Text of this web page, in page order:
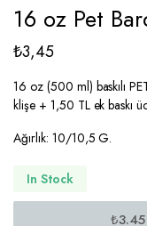
16 oz Pet
₺3,45
16 oz (500 ml) baskılı
klişe + 1,50 TL ek baskı
Ağırlık: 10/10,5 G.
In Stock